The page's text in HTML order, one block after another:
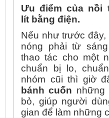
Ưu điểm của nồi
lít bằng điện.
Nếu như trước
nóng phải từ
thao tác cho một
chuẩn bị lo,
nhóm cũi thì giờ
bánh cuốn những
bỏ, giúp người
gian để làm những